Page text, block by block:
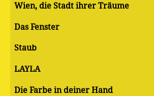
Wien, die Stadt ihrer Träume
Das Fenster
Staub
LAYLA
Die Farbe in deiner Hand